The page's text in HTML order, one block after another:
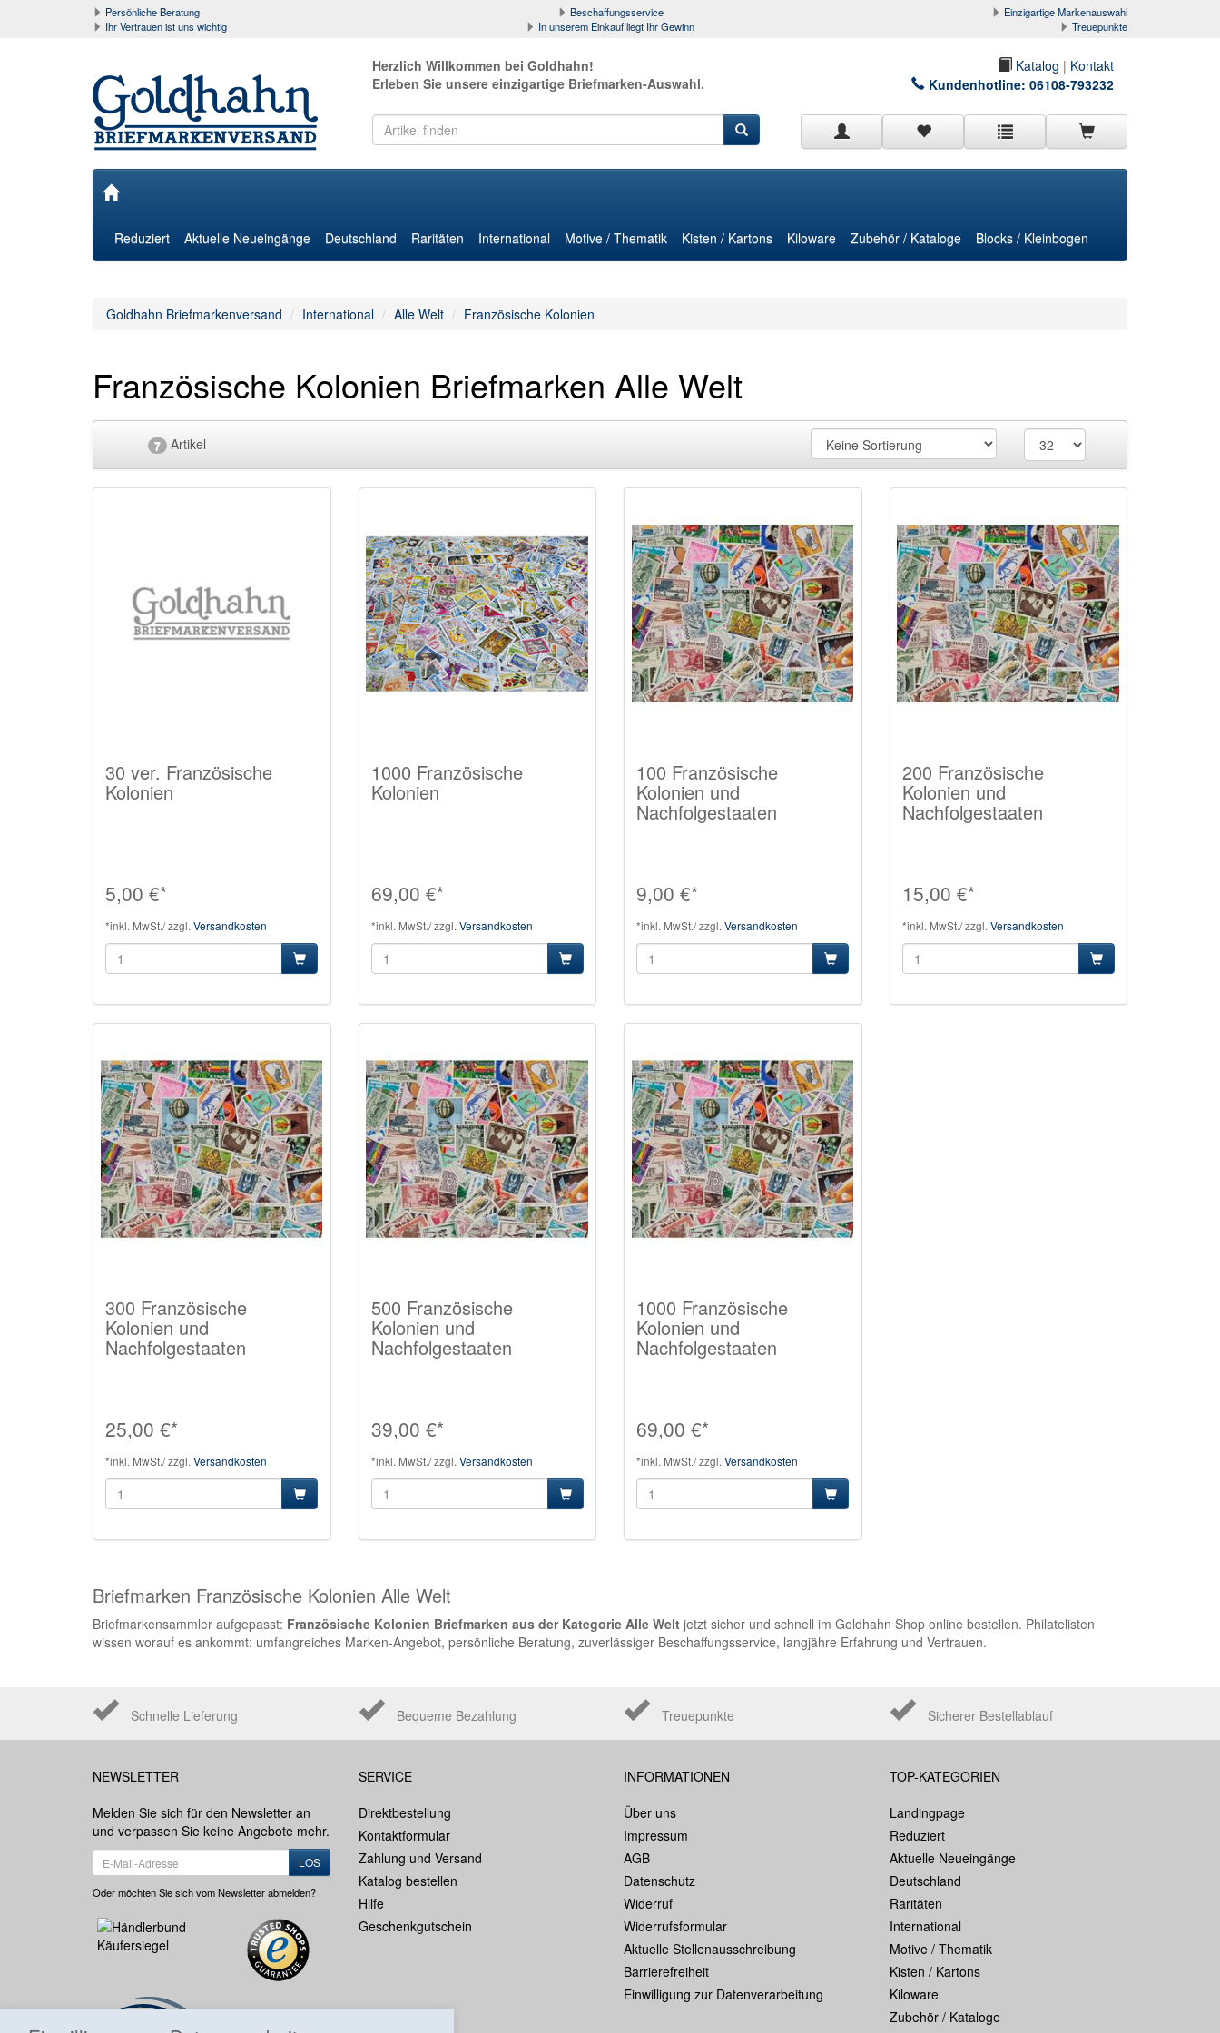
Persönliche Beratung Beschaffungsservice
Einzigartige Markenauswahl
Ihr Vertrauen ist uns wichtig
In unserem Einkauf liegt Ihr Gewinn Treuepunkte
Herzlich Willkommen bei Goldhahn!
Erleben Sie unsere einzigartige Briefmarken-Auswahl.
Katalog | Kontakt
Kundenhotline: 06108-793232
Reduziert Aktuelle Neueingänge Deutschland Raritäten International Motive / Thematik Kisten / Kartons Kiloware Zubehör / Kataloge Blocks / Kleinbogen
Goldhahn Briefmarkenversand International Alle Welt Französische Kolonien
Französische Kolonien Briefmarken Alle Welt
7 Artikel
30 ver. Französische
Kolonien
5,00 €*
*inkl. MwSt./ zzgl. Versandkosten
1000 Französische
Kolonien
69,00 €*
*inkl. MwSt./ zzgl. Versandkosten
100 Französische
Kolonien und
Nachfolgestaaten
9,00 €*
*inkl. MwSt./ zzgl. Versandkosten
200 Französische
Kolonien und
Nachfolgestaaten
15,00 €*
*inkl. MwSt./ zzgl. Versandkosten
300 Französische
Kolonien und
Nachfolgestaaten
25,00 €*
*inkl. MwSt./ zzgl. Versandkosten
500 Französische
Kolonien und
Nachfolgestaaten
39,00 €*
*inkl. MwSt./ zzgl. Versandkosten
1000 Französische
Kolonien und
Nachfolgestaaten
69,00 €*
*inkl. MwSt./ zzgl. Versandkosten
Briefmarken Französische Kolonien Alle Welt
Briefmarkensammler aufgepasst: Französische Kolonien Briefmarken aus der Kategorie Alle Welt jetzt sicher und schnell im Goldhahn Shop online bestellen. Philatelisten
wissen worauf es ankommt: umfangreiches Marken-Angebot, persönliche Beratung, zuverlässiger Beschaffungsservice, langjähre Erfahrung und Vertrauen.
Schnelle Lieferung Bequeme Bezahlung Treuepunkte Sicherer Bestellablauf
NEWSLETTER
Melden Sie sich für den Newsletter an
und verpassen Sie keine Angebote mehr.
LOS
Oder möchten Sie sich vom Newsletter abmelden?
SERVICE
Direktbestellung
Kontaktformular
Zahlung und Versand
Katalog bestellen
Hilfe
Geschenkgutschein
INFORMATIONEN
Über uns
Impressum
AGB
Datenschutz
Widerruf
Widerrufsformular
Aktuelle Stellenausschreibung
Barrierefreiheit
Einwilligung zur Datenverarbeitung
TOP-KATEGORIEN
Landingpage
Reduziert
Aktuelle Neueingänge
Deutschland
Raritäten
International
Motive / Thematik
Kisten / Kartons
Kiloware
Zubehör / Kataloge